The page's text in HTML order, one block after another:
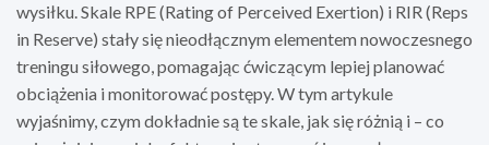
wysiłku. Skale RPE (Rating of Perceived Exertion) i RIR (Reps
in Reserve) stały się nieodłącznym elementem nowoczesnego
treningu siłowego, pomagając ćwiczącym lepiej planować
obciążenia i monitorować postępy. W tym artykule
wyjaśnimy, czym dokładnie są te skale, jak się różnią i – co